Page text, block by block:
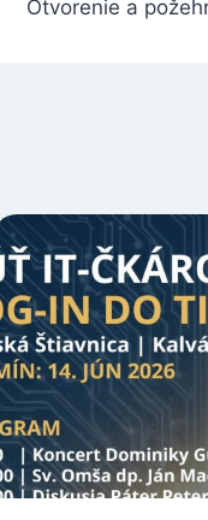
Otvorenie a